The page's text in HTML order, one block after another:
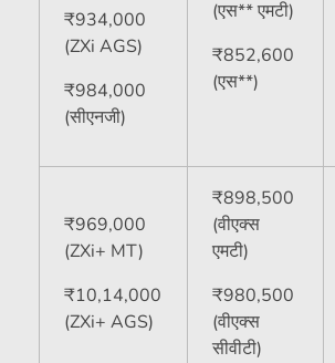
₹934,000
(ZXi AGS)
₹984,000
(सीएनजी)
(एस** एमटी)
₹852,600
(एस**)
₹969,000
(ZXi+ MT)
₹10,14,000
(ZXi+ AGS)
₹898,500
(वीएक्स
एमटी)
₹980,500
(वीएक्स
सीवीटी)